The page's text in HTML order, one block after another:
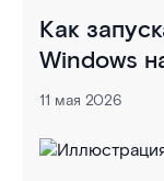
Как
Windows
11 мая 2026